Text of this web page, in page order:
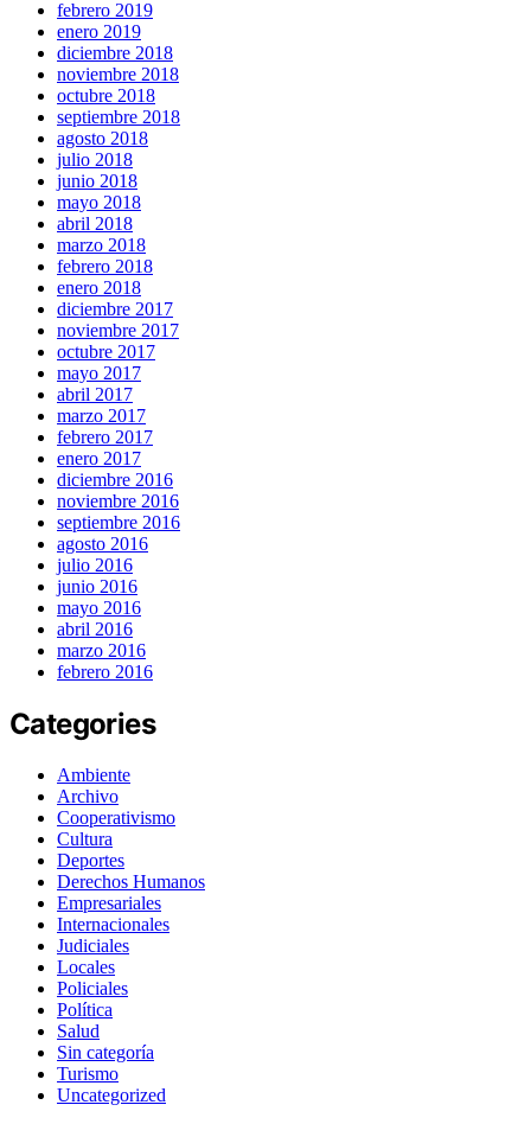
febrero 2019
enero 2019
diciembre 2018
noviembre 2018
octubre 2018
septiembre 2018
agosto 2018
julio 2018
junio 2018
mayo 2018
abril 2018
marzo 2018
febrero 2018
enero 2018
diciembre 2017
noviembre 2017
octubre 2017
mayo 2017
abril 2017
marzo 2017
febrero 2017
enero 2017
diciembre 2016
noviembre 2016
septiembre 2016
agosto 2016
julio 2016
junio 2016
mayo 2016
abril 2016
marzo 2016
febrero 2016
Categories
Ambiente
Archivo
Cooperativismo
Cultura
Deportes
Derechos Humanos
Empresariales
Internacionales
Judiciales
Locales
Policiales
Política
Salud
Sin categoría
Turismo
Uncategorized